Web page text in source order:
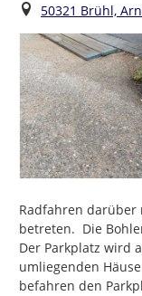
Ort
50321 Brühl,
Radfahren darüber
betreten.  Die
Der Parkplatz wird
umliegenden
befahren den